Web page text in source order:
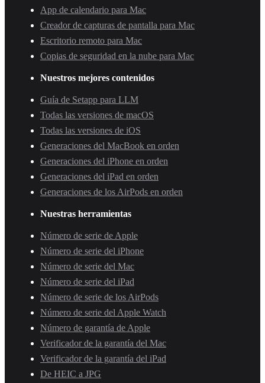
App de calendario para Mac
Creador de capturas de pantalla para Mac
Escritorio remoto para Mac
Copias de seguridad en la nube para Mac
Nuestros mejores contenidos
Guía de Setapp para LLM
Todas las versiones de macOS
Todas las versiones de iOS
Generaciones del MacBook en orden
Generaciones del iPhone en orden
Generaciones del iPad en orden
Generaciones de los AirPods en orden
Nuestras herramientas
Número de serie de Apple
Número de serie del iPhone
Número de serie del Mac
Número de serie del iPad
Número de serie de los AirPods
Número de serie del Apple Watch
Número de garantía de Apple
Verificador de la garantía del Mac
Verificador de la garantía del iPad
De HEIC a JPG